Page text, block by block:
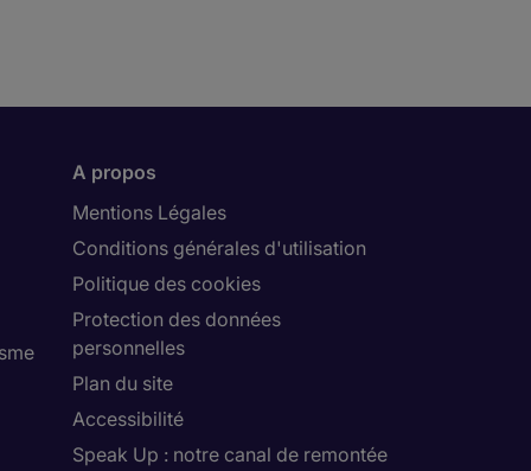
A propos
Mentions Légales
Conditions générales d'utilisation
Politique des cookies
Protection des données
personnelles
Plan du site
Accessibilité
Speak Up : notre canal de remontée